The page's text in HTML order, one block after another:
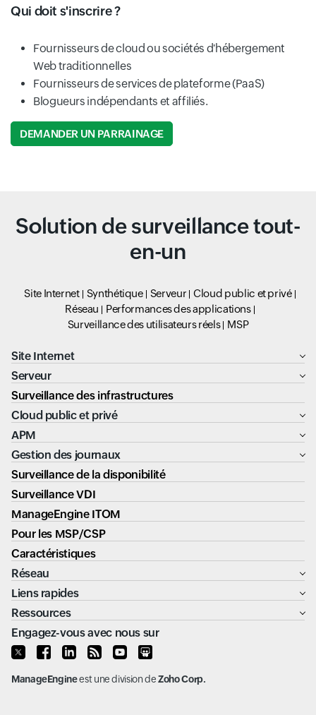
Qui doit s'inscrire ?
Fournisseurs de cloud ou sociétés d'hébergement
Web traditionnelles
Fournisseurs de services de plateforme (PaaS)
Blogueurs indépendants et affiliés.
DEMANDER UN PARRAINAGE
Solution de surveillance tout-
en-un
Site Internet Synthétique Serveur
Cloud public et privé
Réseau
Performances des applications
Surveillance des utilisateurs réels
MSP
Site Internet
Serveur
Surveillance des infrastructures
Cloud public et privé
APM
Gestion des journaux
Surveillance de la disponibilité
Surveillance VDI
ManageEngine ITOM
Pour les MSP/CSP
Caractéristiques
Réseau
Liens rapides
Ressources
Engagez-vous avec nous sur
ManageEngineest une division deZoho Corp.